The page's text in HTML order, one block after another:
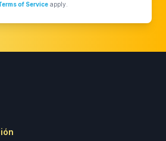
of Service apply.